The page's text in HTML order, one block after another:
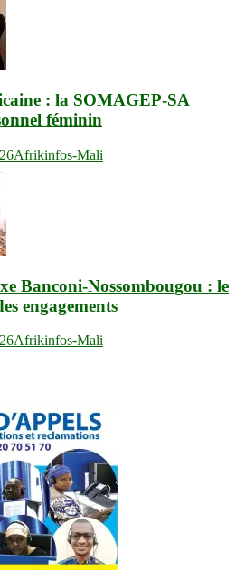
: la SOMAGEP-SA
féminin
Afrikinfos-Mali
Banconi-Nossombougou : le
engagements
Afrikinfos-Mali